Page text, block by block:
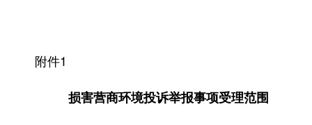
附件1
损害营商环境投诉举报事项受理范围